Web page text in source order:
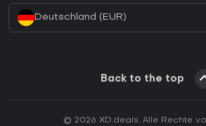
Deutschland (EUR)
Back to the top
© 2026 XD.deals. Alle Rechte